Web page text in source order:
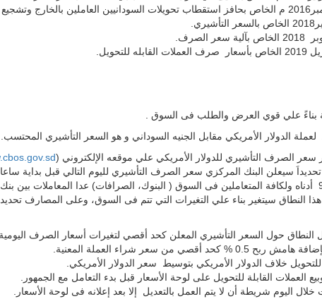
بناءً علي قوي العرض والطلب فى السوق .
الدولار الأمريكي مقابل الجنيه السوداني و هو السعر التأشيري المحتسب.
الصرف التأشيري للدولار الأمريكي علي موقعه الإلكتروني (
سيعلن البنك المركزي سعر الصرف التأشيري لليوم التالي قبل
ترجيحي بإستخدام البيانات المشار اليها فى النقطه رابعاً- 9 أدناه ولكافة المتعاملين فى السوق ( البنوك،
السعر التأشيري هذا النطاق سيتغير بناء علي التغيرات التي تتم فى السوق، وعلى
النطاق حول السعر التأشيري المعلن كحد أقصي لتغيرات أسعار الصرف اليومية.
سعر شراء العملة المعنية.
خلاف الدولار الأمريكي بتوسيط سعر الدولار الأمريكي.
العملات القابلة للتحويل على لوحة الأسعار قبل بدء التعامل مع الجمهور.
أي وقت خلال اليوم شريطة أن لا يتم العمل بالتعديل